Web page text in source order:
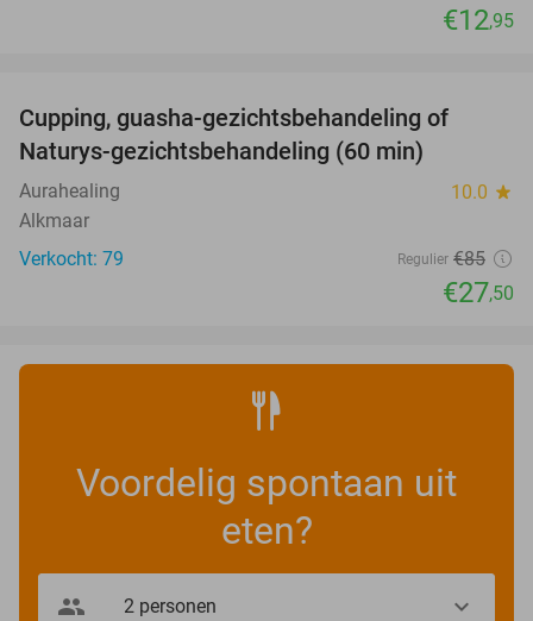
€12,95
Cupping, guasha-gezichtsbehandeling of
Naturys-gezichtsbehandeling (60 min)
Aurahealing 10.0 star
Alkmaar
Verkocht: 79
Regulier €85
€27,50
Voordelig spontaan uit
eten?